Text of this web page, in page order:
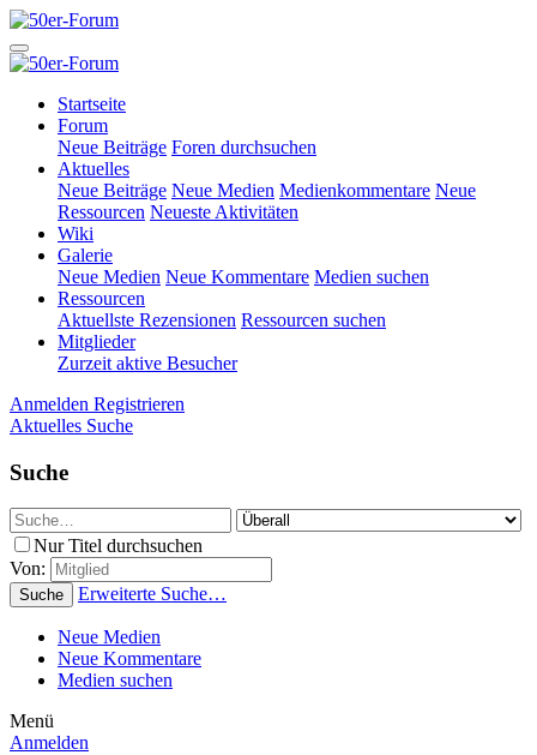
Startseite
Forum
Neue Beiträge Foren durchsuchen
Aktuelles
Neue Beiträge Neue Medien Medienkommentare Neue
Ressourcen Neueste Aktivitäten
Wiki
Galerie
Neue Medien Neue Kommentare Medien suchen
Ressourcen
Aktuellste Rezensionen Ressourcen suchen
Mitglieder
Zurzeit aktive Besucher
Anmelden Registrieren
Aktuelles Suche
Suche
Nur Titel durchsuchen
Von:
Suche Erweiterte Suche…
Neue Medien
Neue Kommentare
Medien suchen
Menü
Anmelden